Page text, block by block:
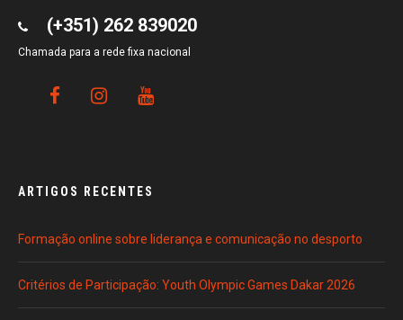
(+351) 262 839020
Chamada para a rede fixa nacional
ARTIGOS RECENTES
Formação online sobre liderança e comunicação no desporto
Critérios de Participação: Youth Olympic Games Dakar 2026